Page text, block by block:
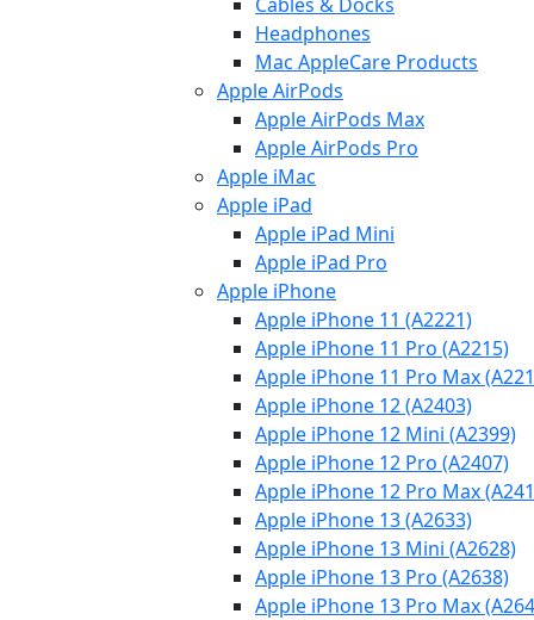
Headphones
Mac AppleCare Products
Apple AirPods
Apple AirPods Max
Apple AirPods Pro
Apple iMac
Apple iPad
Apple iPad Mini
Apple iPad Pro
Apple iPhone
Apple iPhone 11 (A2221)
Apple iPhone 11 Pro (A2215)
Apple iPhone 11 Pro Max
Apple iPhone 12 (A2403)
Apple iPhone 12 Mini (A2399)
Apple iPhone 12 Pro (A2407)
Apple iPhone 12 Pro Max
Apple iPhone 13 (A2633)
Apple iPhone 13 Mini (A2628)
Apple iPhone 13 Pro (A2638)
Apple iPhone 13 Pro Max